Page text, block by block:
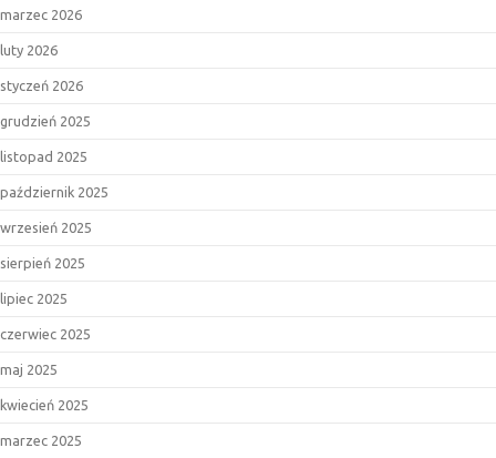
marzec 2026
luty 2026
styczeń 2026
grudzień 2025
listopad 2025
październik 2025
wrzesień 2025
sierpień 2025
lipiec 2025
czerwiec 2025
maj 2025
kwiecień 2025
marzec 2025